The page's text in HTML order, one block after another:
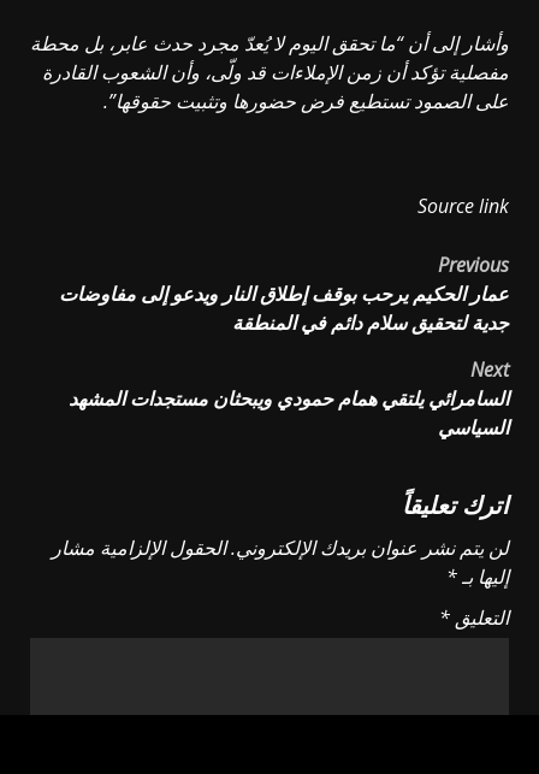
وأشار إلى أن “ما تحقق اليوم لا يُعدّ مجرد حدث عابر، بل محطة
مفصلية تؤكد أن زمن الإملاءات قد ولّى، وأن الشعوب القادرة
على الصمود تستطيع فرض حضورها وتثبيت حقوقها”.
Source link
Post
navigation
Previous
عمار الحكيم يرحب بوقف إطلاق النار ويدعو إلى مفاوضات
جدية لتحقيق سلام دائم في المنطقة
Next
السامرائي يلتقي همام حمودي ويبحثان مستجدات المشهد
السياسي
اترك تعليقاً
لن يتم نشر عنوان بريدك الإلكتروني.الحقول الإلزامية مشار
إليها بـ*
التعليق *